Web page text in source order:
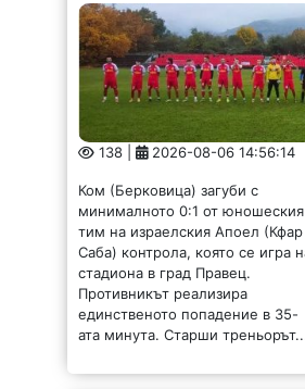
138 | 2026-08-06 14:56:14
минималното 0:1 от юношеския
тим на израелския Апоел (Кфар
Саба) контрола, която се игра на
стадиона в град Правец.
Противникът реализира
единственото попадение в 35-
ата минута. Старши треньорът...